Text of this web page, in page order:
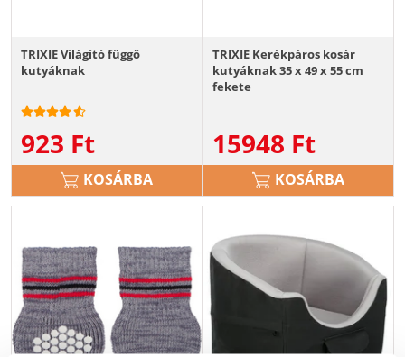
TRIXIE Világító függő
kutyáknak
923 Ft
KOSÁRBA
TRIXIE Kerékpáros kosár
kutyáknak 35 x 49 x 55 cm
fekete
15948 Ft
KOSÁRBA